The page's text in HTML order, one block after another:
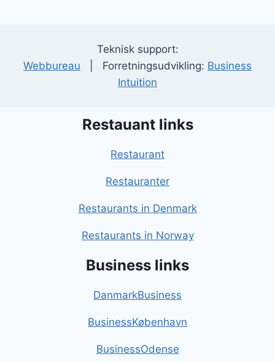
Teknisk support:
Webbureau | Forretningsudvikling: Business
Intuition
Restauant links
Restaurant
Restauranter
Restaurants in Denmark
Restaurants in Norway
Business links
DanmarkBusiness
BusinessKøbenhavn
BusinessOdense